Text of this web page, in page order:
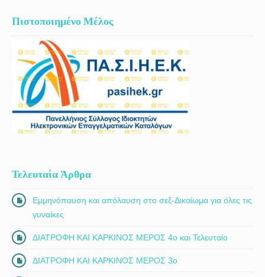
Πιστοποιημένο Μέλος
Τελευταία Άρθρα
Εμμηνόπαυση και απόλαυση στο σεξ-Δικαίωμα για όλες τις
γυναίκες
ΔΙΑΤΡΟΦΗ ΚΑΙ ΚΑΡΚΙΝΟΣ ΜΕΡΟΣ 4ο και Τελευταίο
ΔΙΑΤΡΟΦΗ ΚΑΙ ΚΑΡΚΙΝΟΣ ΜΕΡΟΣ 3ο